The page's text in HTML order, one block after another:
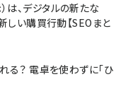
は、デジタルの新たな
しい購買行動【SEOまと
る？ 電卓を使わずに「ひ